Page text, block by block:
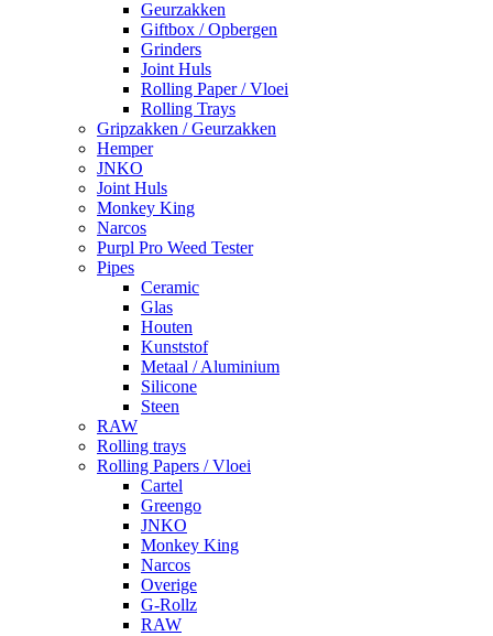
Geurzakken
Giftbox / Opbergen
Grinders
Joint Huls
Rolling Paper / Vloei
Rolling Trays
Gripzakken / Geurzakken
Hemper
JNKO
Joint Huls
Monkey King
Narcos
Purpl Pro Weed Tester
Pipes
Ceramic
Glas
Houten
Kunststof
Metaal / Aluminium
Silicone
Steen
RAW
Rolling trays
Rolling Papers / Vloei
Cartel
Greengo
JNKO
Monkey King
Narcos
Overige
G-Rollz
RAW